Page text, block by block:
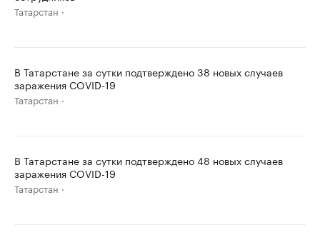
Татарстан
В Татарстане за сутки подтверждено 38 новых случаев
заражения COVID-19
Татарстан
В Татарстане за сутки подтверждено 48 новых случаев
заражения COVID-19
Татарстан